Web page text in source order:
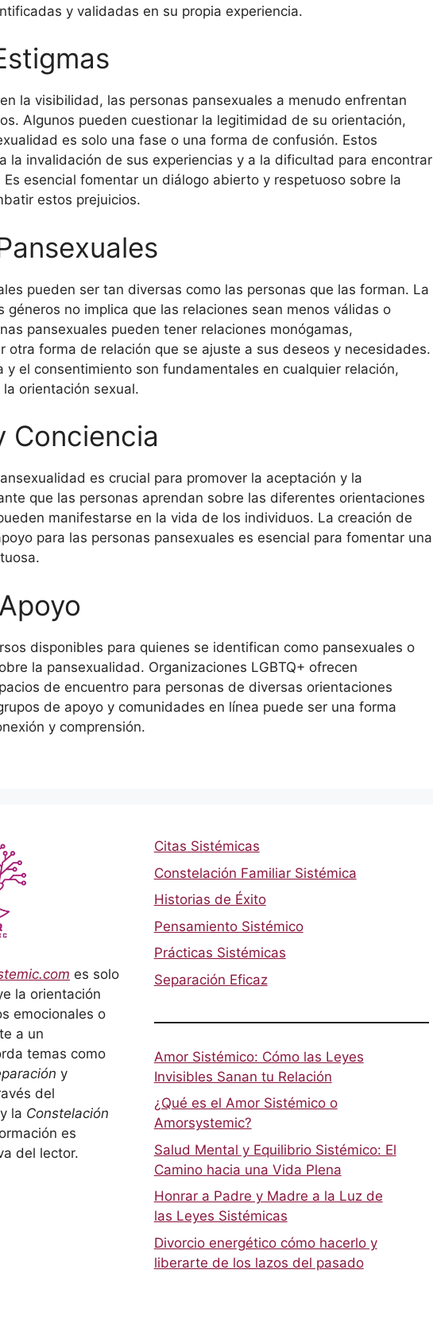
y validadas en su propia experiencia.
la visibilidad, las personas pansexuales a menudo enfrentan
Algunos pueden cuestionar la legitimidad de su orientación,
es solo una fase o una forma de confusión. Estos
la invalidación de sus experiencias y a la dificultad para encontrar
esencial fomentar un diálogo abierto y respetuoso sobre la
estos prejuicios.
pueden ser tan diversas como las personas que las forman. La
géneros no implica que las relaciones sean menos válidas o
pansexuales pueden tener relaciones monógamas,
otra forma de relación que se ajuste a sus deseos y necesidades.
y el consentimiento son fundamentales en cualquier relación,
orientación sexual.
Conciencia
es crucial para promover la aceptación y la
que las personas aprendan sobre las diferentes orientaciones
manifestarse en la vida de los individuos. La creación de
para las personas pansexuales es esencial para fomentar una
disponibles para quienes se identifican como pansexuales o
la pansexualidad. Organizaciones LGBTQ+ ofrecen
de encuentro para personas de diversas orientaciones
de apoyo y comunidades en línea puede ser una forma
y comprensión.
es solo
la orientación
emocionales o
a un
temas como
y
del
y la Constelación
es
del lector.
Citas Sistémicas
Constelación Familiar Sistémica
Historias de Éxito
Pensamiento Sistémico
Prácticas Sistémicas
Separación Eficaz
Amor Sistémico: Cómo las Leyes
Invisibles Sanan tu Relación
¿Qué es el Amor Sistémico o
Amorsystemic?
Salud Mental y Equilibrio Sistémico: El
Camino hacia una Vida Plena
Honrar a Padre y Madre a la Luz de
las Leyes Sistémicas
Divorcio energético cómo hacerlo y
liberarte de los lazos del pasado